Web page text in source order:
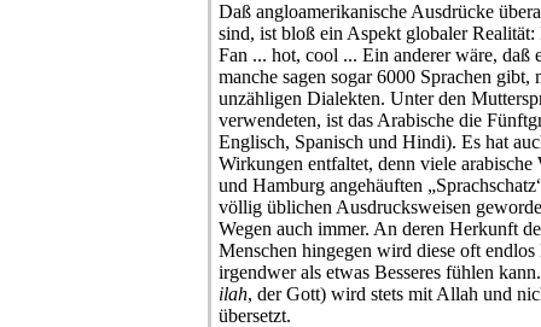
Daß angloamerikanische Ausdrücke
sind, ist bloß ein Aspekt globaler
Fan ... hot, cool ... Ein anderer wäre,
manche sagen sogar 6000 Sprachen
unzähligen Dialekten. Unter den
verwendeten, ist das Arabische die
Englisch, Spanisch und Hindi). Es hat
Wirkungen entfaltet, denn viele
und Hamburg angehäuften
völlig üblichen Ausdrucksweisen
Wegen auch immer. An deren Herkunft
Menschen hingegen wird diese oft
irgendwer als etwas Besseres fühlen
ilah, der Gott) wird stets mit Allah und
übersetzt.